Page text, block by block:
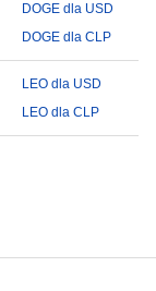
DOGE dla USD
DOGE dla CLP
LEO dla USD
LEO dla CLP